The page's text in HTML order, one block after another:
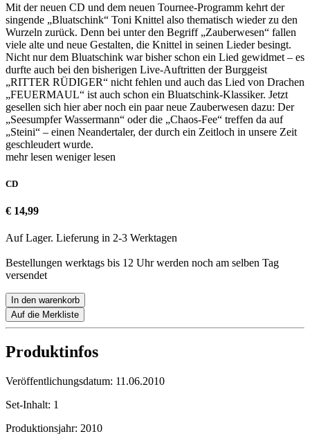
Mit der neuen CD und dem neuen Tournee-Programm kehrt der
singende „Bluatschink“ Toni Knittel also thematisch wieder zu den
Wurzeln zurück. Denn bei unter den Begriff „Zauberwesen“ fallen
viele alte und neue Gestalten, die Knittel in seinen Lieder besingt.
Nicht nur dem Bluatschink war bisher schon ein Lied gewidmet – es
durfte auch bei den bisherigen Live-Auftritten der Burggeist
„RITTER RÜDIGER“ nicht fehlen und auch das Lied von Drachen
„FEUERMAUL“ ist auch schon ein Bluatschink-Klassiker. Jetzt
gesellen sich hier aber noch ein paar neue Zauberwesen dazu: Der
„Seesumpfer Wassermann“ oder die „Chaos-Fee“ treffen da auf
„Steini“ – einen Neandertaler, der durch ein Zeitloch in unsere Zeit
geschleudert wurde.
mehr lesen weniger lesen
CD
€ 14,99
Auf Lager. Lieferung in 2-3 Werktagen
Bestellungen werktags bis 12 Uhr werden noch am selben Tag
versendet
In den warenkorb
Auf die Merkliste
Produktinfos
Veröffentlichungsdatum: 11.06.2010
Set-Inhalt: 1
Produktionsjahr: 2010